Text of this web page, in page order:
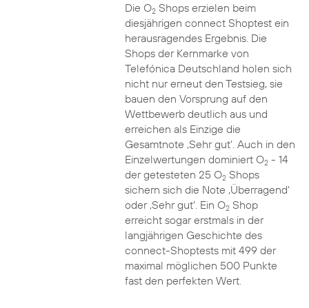
Die O2Shops erzielen beim
diesjährigen connect Shoptest ein
herausragendes Ergebnis. Die
Shops der Kernmarke von
Telefónica Deutschland holen sich
nicht nur erneut den Testsieg, sie
bauen den Vorsprung auf den
Wettbewerb deutlich aus und
erreichen als Einzige die
Gesamtnote ‚Sehr gut‘. Auch in den
Einzelwertungen dominiert O2- 14
der getesteten 25 O2Shops
sichern sich die Note ‚Überragend‘
oder ‚Sehr gut‘. Ein O2Shop
erreicht sogar erstmals in der
langjährigen Geschichte des
connect-Shoptests mit 499 der
maximal möglichen 500 Punkte
fast den perfekten Wert.